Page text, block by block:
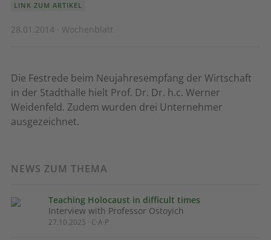
LINK ZUM ARTIKEL
28.01.2014 · Wochenblatt
Die Festrede beim Neujahresempfang der Wirtschaft
in der Stadthalle hielt Prof. Dr. Dr. h.c. Werner
Weidenfeld. Zudem wurden drei Unternehmer
ausgezeichnet.
NEWS ZUM THEMA
Teaching Holocaust in difficult times
Interview with Professor Ostoyich
27.10.2025 · C·A·P